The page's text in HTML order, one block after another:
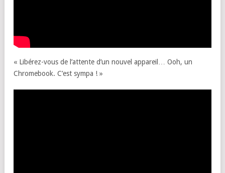
« Libérez-vous de l’attente d’un nouvel appareil… Ooh, un
Chromebook. C’est sympa ! »